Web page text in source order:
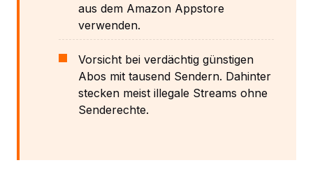
aus dem Amazon Appstore
verwenden.
Vorsicht bei verdächtig günstigen
Abos mit tausend Sendern. Dahinter
stecken meist illegale Streams ohne
Senderechte.